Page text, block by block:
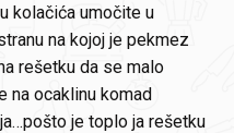
kolačića umočite u
na kojoj je pekmez
rešetku da se malo
na ocaklinu komad
je toplo ja rešetku